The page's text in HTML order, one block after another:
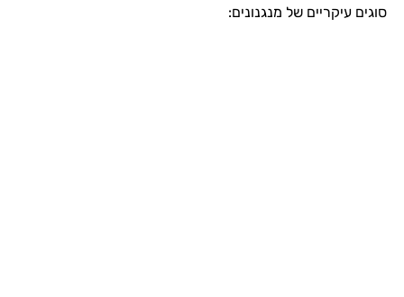
סוגים עיקריים של מנגנונים: